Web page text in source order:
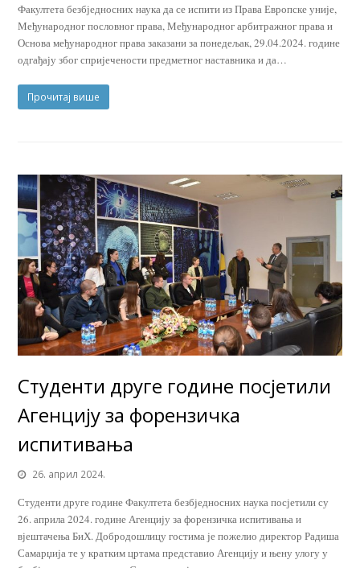
Факултета безбједносних наука да се испити из Права Европске уније,
Међународног пословног права, Међународног арбитражног права и
Основа међународног права заказани за понедељак, 29.04.2024. године
одгађају због спријечености предметног наставника и да…
Прочитај више
Студенти друге године посјетили
Агенцију за форензичка
испитивања
26. април 2024.
Студенти друге године Факултета безбједносних наука посјетили су
26. априла 2024. године Агенцију за форензичка испитивања и
вјештачења БиХ. Добродошлицу гостима је пожелио директор Радиша
Самарџија те у кратким цртама представио Агенцију и њену улогу у